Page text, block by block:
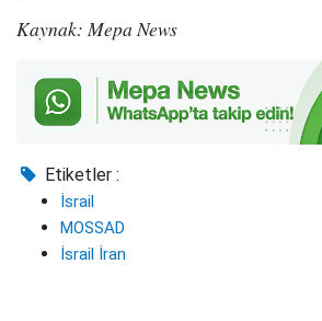
Kaynak: Mepa News
Etiketler :
İsrail
MOSSAD
İsrail İran